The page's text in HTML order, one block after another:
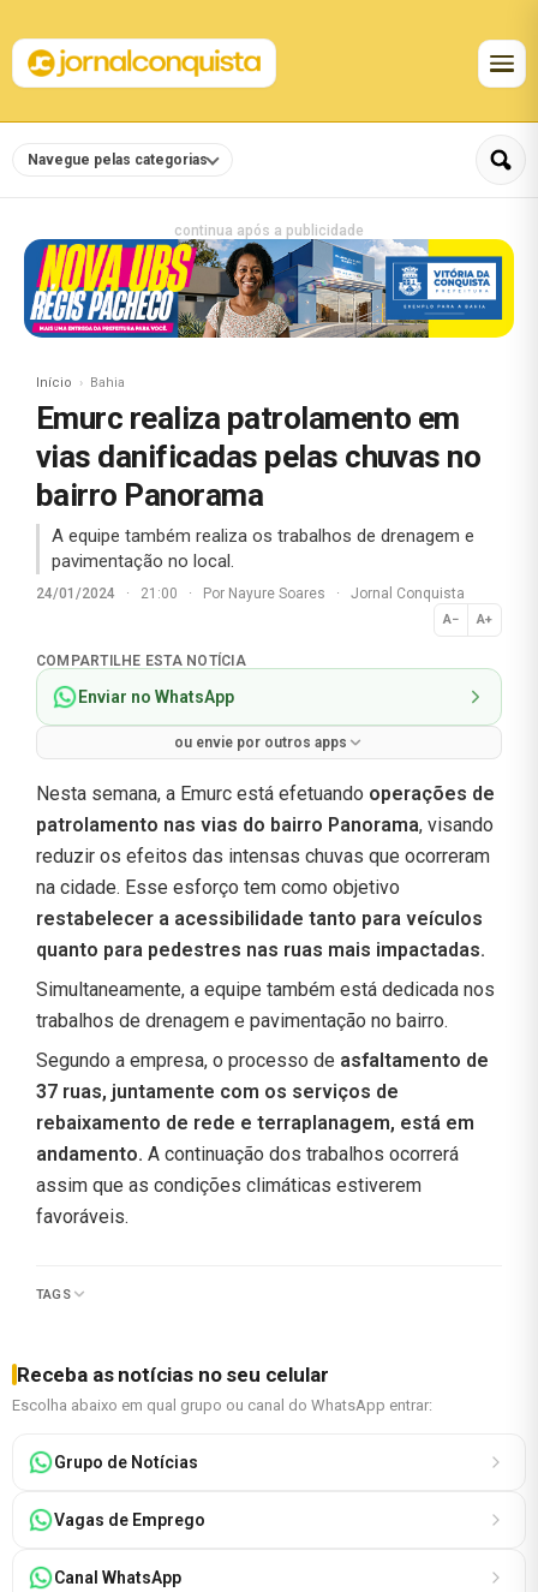
Navegue pelas categorias
continua após a publicidade
Início Bahia
Emurc realiza patrolamento em
vias danificadas pelas chuvas no
bairro Panorama
A equipe também realiza os trabalhos de drenagem e
pavimentação no local.
24/01/2024 · 21:00 · Por Nayure Soares · Jornal Conquista
A− A+
Normal
COMPARTILHE ESTA NOTÍCIA
Enviar no WhatsApp
ou envie por outros apps
Nesta semana, a Emurc está efetuando operações de
patrolamento nas vias do bairro Panorama, visando
reduzir os efeitos das intensas chuvas que ocorreram
na cidade. Esse esforço tem como objetivo
restabelecer a acessibilidade tanto para veículos
quanto para pedestres nas ruas mais impactadas.
Simultaneamente, a equipe também está dedicada nos
trabalhos de drenagem e pavimentação no bairro.
Segundo a empresa, o processo de asfaltamento de
37 ruas, juntamente com os serviços de
rebaixamento de rede e terraplanagem, está em
andamento. A continuação dos trabalhos ocorrerá
assim que as condições climáticas estiverem
favoráveis.
TAGS
Receba as notícias no seu celular
Escolha abaixo em qual grupo ou canal do WhatsApp entrar:
Grupo de Notícias
Vagas de Emprego
Canal WhatsApp